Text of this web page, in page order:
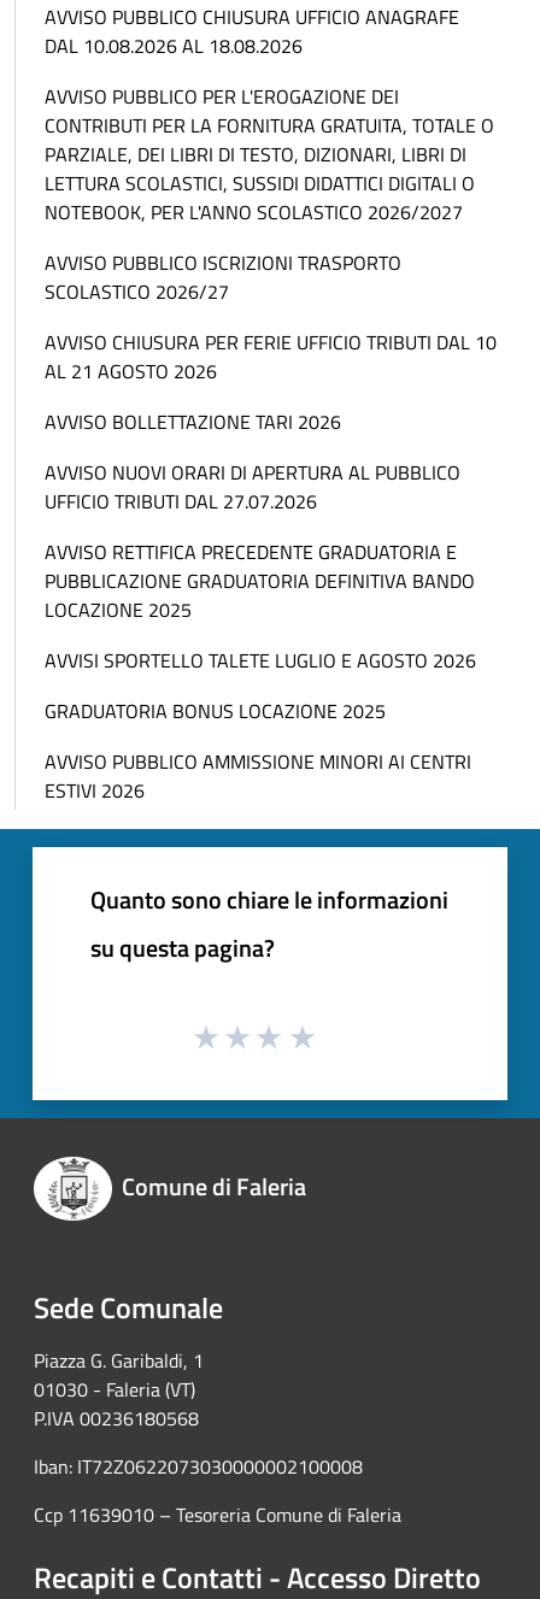
AVVISO PUBBLICO CHIUSURA UFFICIO ANAGRAFE
DAL 10.08.2026 AL 18.08.2026
AVVISO PUBBLICO PER L'EROGAZIONE DEI
CONTRIBUTI PER LA FORNITURA GRATUITA, TOTALE O
PARZIALE, DEI LIBRI DI TESTO, DIZIONARI, LIBRI DI
LETTURA SCOLASTICI, SUSSIDI DIDATTICI DIGITALI O
NOTEBOOK, PER L'ANNO SCOLASTICO 2026/2027
AVVISO PUBBLICO ISCRIZIONI TRASPORTO
SCOLASTICO 2026/27
AVVISO CHIUSURA PER FERIE UFFICIO TRIBUTI DAL 10
AL 21 AGOSTO 2026
AVVISO BOLLETTAZIONE TARI 2026
AVVISO NUOVI ORARI DI APERTURA AL PUBBLICO
UFFICIO TRIBUTI DAL 27.07.2026
AVVISO RETTIFICA PRECEDENTE GRADUATORIA E
PUBBLICAZIONE GRADUATORIA DEFINITIVA BANDO
LOCAZIONE 2025
AVVISI SPORTELLO TALETE LUGLIO E AGOSTO 2026
GRADUATORIA BONUS LOCAZIONE 2025
AVVISO PUBBLICO AMMISSIONE MINORI AI CENTRI
ESTIVI 2026
Quanto sono chiare le informazioni
su questa pagina?
Comune di Faleria
Sede Comunale
Piazza G. Garibaldi, 1
01030 - Faleria (VT)
P.IVA 00236180568
Iban: IT72Z0622073030000002100008
Ccp 11639010 – Tesoreria Comune di Faleria
Recapiti e Contatti - Accesso Diretto